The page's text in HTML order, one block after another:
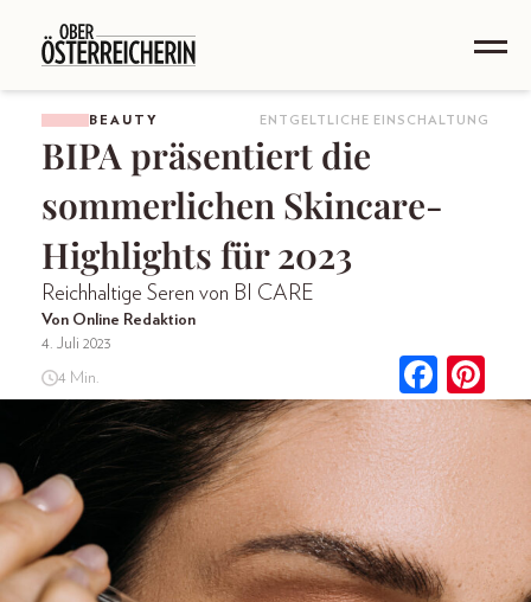
BEAUTY ENTGELTLICHE EINSCHALTUNG
BIPA präsentiert die
sommerlichen Skincare-
Highlights für 2023
Reichhaltige Seren von BI CARE
Von Online Redaktion
4. Juli 2023
4 Min.